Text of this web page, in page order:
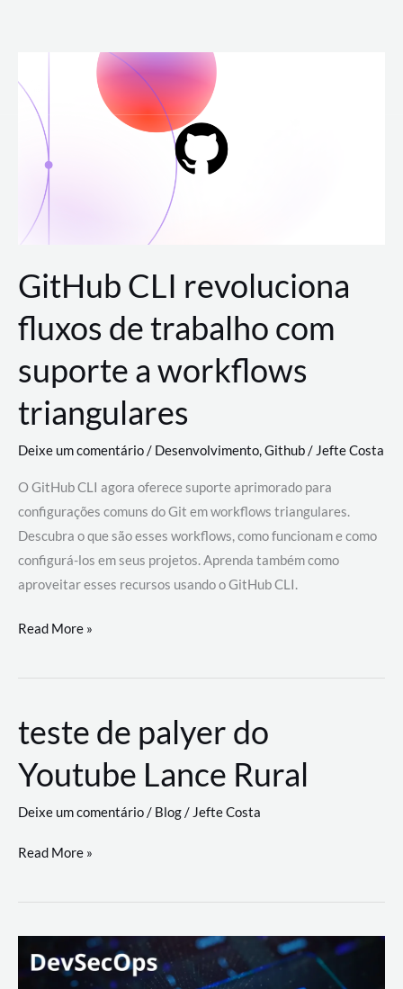
para
conteúdo
GitHub CLI revoluciona
fluxos de trabalho com
suporte a workflows
triangulares
Deixe um comentário/ Desenvolvimento,Github/ Jefte Costa
O GitHub CLI agora oferece suporte aprimorado para
configurações comuns do Git em workflows triangulares.
Descubra o que são esses workflows, como funcionam e como
configurá-los em seus projetos. Aprenda também como
aproveitar esses recursos usando o GitHub CLI.
GitHub
revoluciona
de
trabalho
com
a
workflows
Read More »
teste de palyer do
Youtube Lance Rural
Deixe um comentário/ Blog/ Jefte Costa
teste
palyer
Lance
Read More »